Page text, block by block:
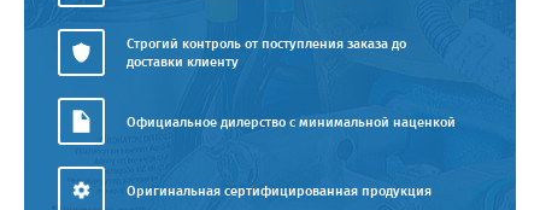
Строгий контроль от поступления заказа до
доставки клиенту
Официальное дилерство с минимальной наценкой
Оригинальная сертифицированная продукция